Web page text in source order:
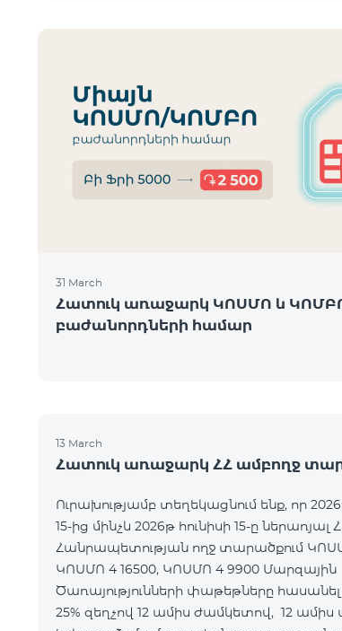
31 March
Հատուկ առաջարկ ԿՈՍՄՈ և
բաժանորդների համար
13 March
Հատուկ առաջարկ ՀՀ ամբողջ
Ուրախությամբ տեղեկացնում ենք, որ
15-ից մինչև 2026թ հունիսի 15-ը
Հանրապետության ողջ տարածքում
ԿՈՍՄՈ 4 16500, ԿՈՍՄՈ 4 9900 Մարզային
Ծառայությունների փաթեթները
25% զեղչով 12 ամիս ժամկետով, 12